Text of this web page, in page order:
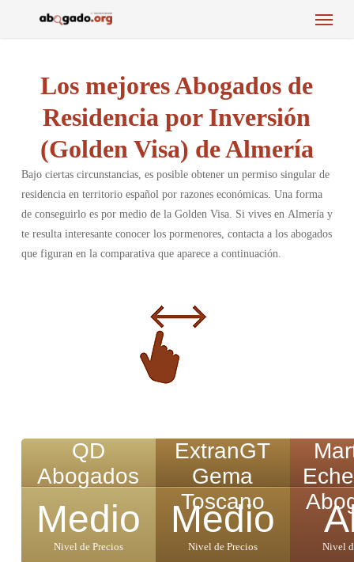
Menu
Los mejores Abogados de
Residencia por Inversión
(Golden Visa) de Almería
Bajo ciertas circunstancias, es posible obtener un permiso singular de
residencia en territorio español por razones económicas. Una forma
de conseguirlo es por medio de la Golden Visa. Si vives en Almería y
te resulta interesante conocer los pormenores, contacta a los abogados
que figuran en la comparativa que aparece a continuación.
QD
Abogados
Medio
Nivel de Precios
ExtranGT
Gema
Toscano
Medio
Nivel de Precios Nivel